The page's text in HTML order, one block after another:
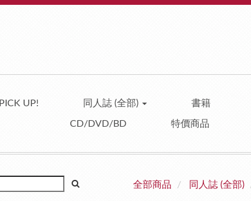
PICK UP! 同人誌 (全部) 書籍
CD/DVD/BD 特價商品
全部商品 同人誌 (全部)